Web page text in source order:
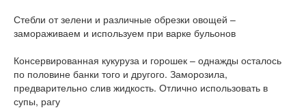
Стебли от зелени и различные обрезки овощей –
замораживаем и используем при варке бульонов
Консервированная кукуруза и горошек – однажды осталось
по половине банки того и другого. Заморозила,
предварительно слив жидкость. Отлично использовать в
супы, рагу